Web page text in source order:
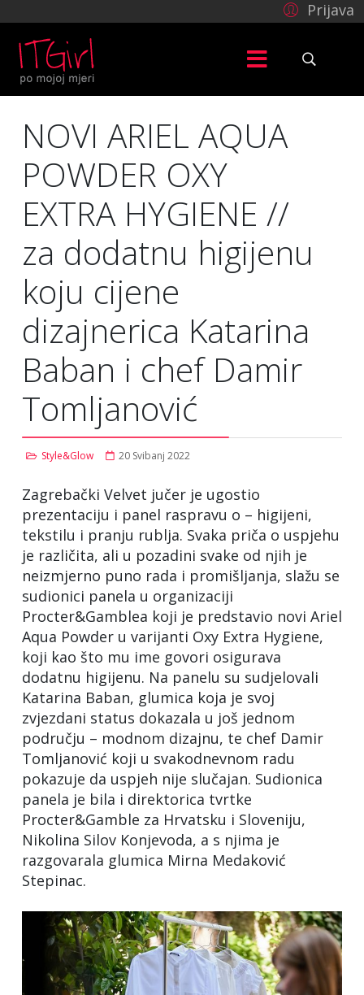
Prijava
NOVI ARIEL AQUA
POWDER OXY
EXTRA HYGIENE //
za dodatnu higijenu
koju cijene
dizajnerica Katarina
Baban i chef Damir
Tomljanović
Style&Glow 20 Svibanj 2022
Zagrebački Velvet jučer je ugostio
prezentaciju i panel raspravu o – higijeni,
tekstilu i pranju rublja. Svaka priča o uspjehu
je različita, ali u pozadini svake od njih je
neizmjerno puno rada i promišljanja, slažu se
sudionici panela u organizaciji
Procter&Gamblea koji je predstavio novi Ariel
Aqua Powder u varijanti Oxy Extra Hygiene,
koji kao što mu ime govori osigurava
dodatnu higijenu. Na panelu su sudjelovali
Katarina Baban, glumica koja je svoj
zvjezdani status dokazala u još jednom
području – modnom dizajnu, te chef Damir
Tomljanović koji u svakodnevnom radu
pokazuje da uspjeh nije slučajan. Sudionica
panela je bila i direktorica tvrtke
Procter&Gamble za Hrvatsku i Sloveniju,
Nikolina Silov Konjevoda, a s njima je
razgovarala glumica Mirna Medaković
Stepinac.